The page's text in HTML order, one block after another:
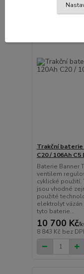
Trakční baterie
C20 / 106Ah C5
Baterie Banner
ventilem
cyklické
jsou vhodné
použité
elektrolyt
tyto baterie...
10 700 Kč/
8 843 Kč bez